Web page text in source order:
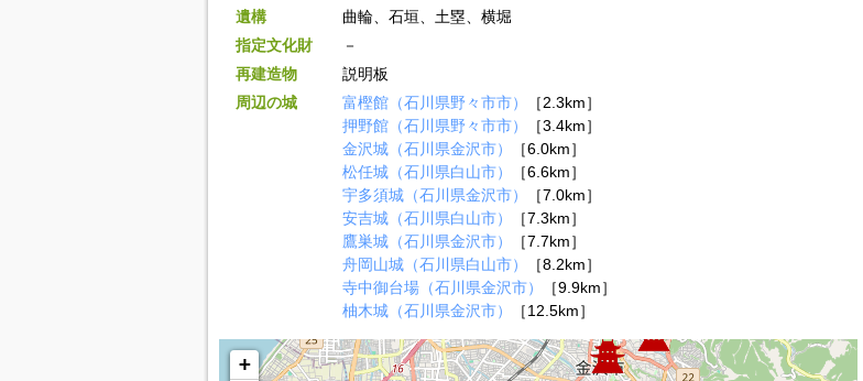
遺構
曲輪、石垣、土塁、横堀
指定文化財
－
再建造物
説明板
周辺の城
富樫館（石川県野々市市）
［2.3km］
押野館（石川県野々市市）
［3.4km］
金沢城（石川県金沢市）
［6.0km］
松任城（石川県白山市）
［6.6km］
宇多須城（石川県金沢市）
［7.0km］
安吉城（石川県白山市）
［7.3km］
鷹巣城（石川県金沢市）
［7.7km］
舟岡山城（石川県白山市）
［8.2km］
寺中御台場（石川県金沢市）
［9.9km］
柚木城（石川県金沢市）
［12.5km］
+